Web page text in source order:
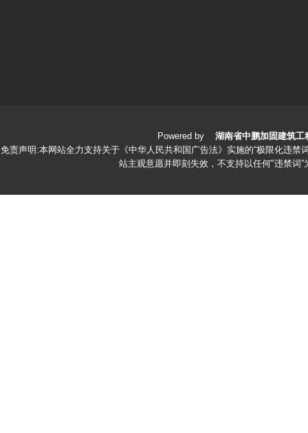
Powered by 湖南省中鹏加固建筑工
免责声明:本网站全力支持关于《中华人民共和国广告法》实施的“极限化违禁
站主观意愿并即刻失效，不支持以任何"违禁词